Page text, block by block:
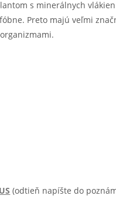
s minerálnych
Preto majú veľmi
(odtieň napíšte do